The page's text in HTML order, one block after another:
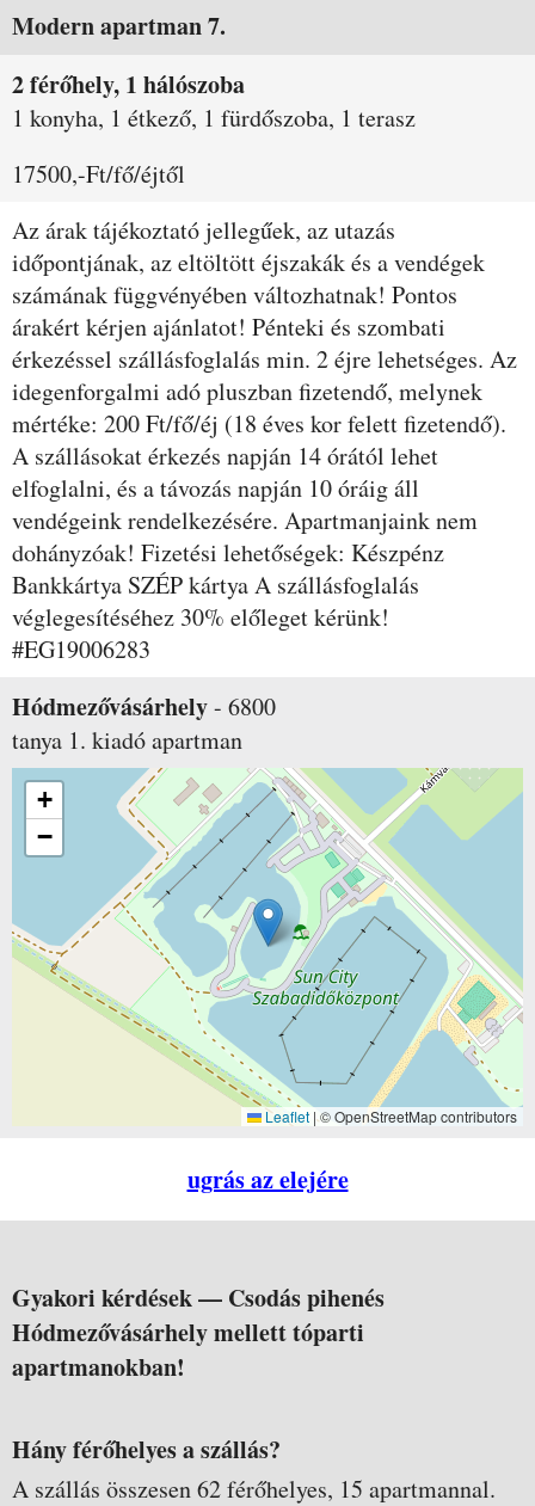
Modern apartman 7.
2 férőhely, 1 hálószoba
1 konyha, 1 étkező, 1 fürdőszoba, 1 terasz
17500,-Ft/fő/éjtől
Az árak tájékoztató jellegűek, az utazás
időpontjának, az eltöltött éjszakák és a vendégek
számának függvényében változhatnak! Pontos
árakért kérjen ajánlatot! Pénteki és szombati
érkezéssel szállásfoglalás min. 2 éjre lehetséges. Az
idegenforgalmi adó pluszban fizetendő, melynek
mértéke: 200 Ft/fő/éj (18 éves kor felett fizetendő).
A szállásokat érkezés napján 14 órától lehet
elfoglalni, és a távozás napján 10 óráig áll
vendégeink rendelkezésére. Apartmanjaink nem
dohányzóak! Fizetési lehetőségek: Készpénz
Bankkártya SZÉP kártya A szállásfoglalás
véglegesítéséhez 30% előleget kérünk!
#EG19006283
Hódmezővásárhely- 6800
tanya 1. kiadó apartman
+
−
Leaflet |© OpenStreetMap contributors
ugrás az elejére
Gyakori kérdések — Csodás pihenés
Hódmezővásárhely mellett tóparti
apartmanokban!
Hány férőhelyes a szállás?
A szállás összesen 62 férőhelyes, 15 apartmannal.